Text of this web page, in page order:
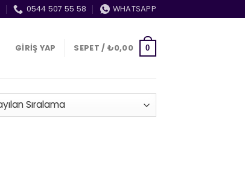
0544 507 55 58 WHATSAPP
GIRIŞ YAP SEPET / ₺0,00 0